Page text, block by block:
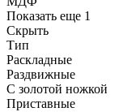
Показать еще 1
Скрыть
Тип
Раскладные
Раздвижные
С золотой ножкой
Приставные